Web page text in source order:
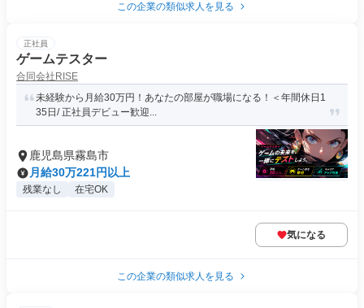
この企業の類似求人を見る
正社員
ゲームテスター
合同会社RISE
未経験から月給30万円！あなたの部屋が職場になる！＜年間休日1
35日/ 正社員デビュー歓迎...
鹿児島県霧島市
月給30万221円以上
残業なし 在宅OK
気になる
この企業の類似求人を見る